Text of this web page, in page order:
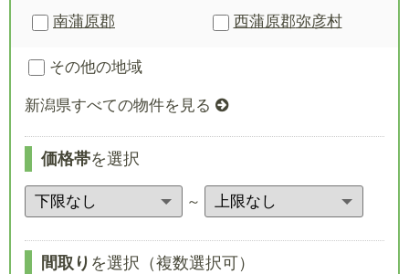
南蒲原郡 西蒲原郡弥彦村
その他の地域
新潟県すべての物件を見る
価格帯を選択
～
間取り を選択（複数選択可）